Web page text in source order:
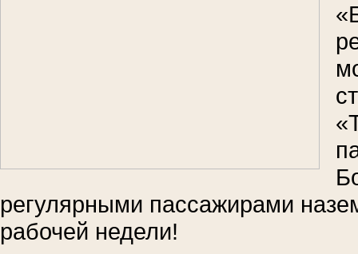
регулярными пассажирами
рабочей недели!